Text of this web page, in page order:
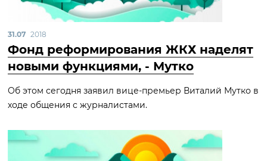
31.07 2018
Фонд реформирования ЖКХ наделят
новыми функциями, - Мутко
Об этом сегодня заявил вице-премьер Виталий Мутко в
ходе общения с журналистами.